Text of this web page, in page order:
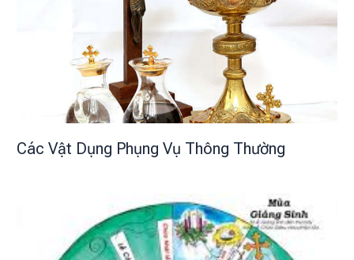
Các Vật Dụng Phụng Vụ Thông Thường